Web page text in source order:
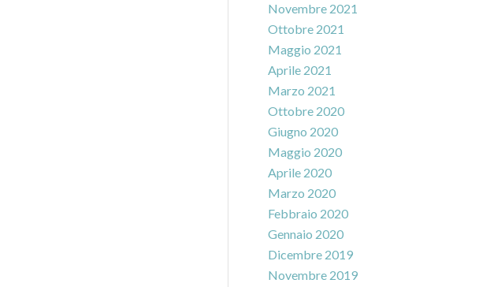
Novembre 2021
Ottobre 2021
Maggio 2021
Aprile 2021
Marzo 2021
Ottobre 2020
Giugno 2020
Maggio 2020
Aprile 2020
Marzo 2020
Febbraio 2020
Gennaio 2020
Dicembre 2019
Novembre 2019